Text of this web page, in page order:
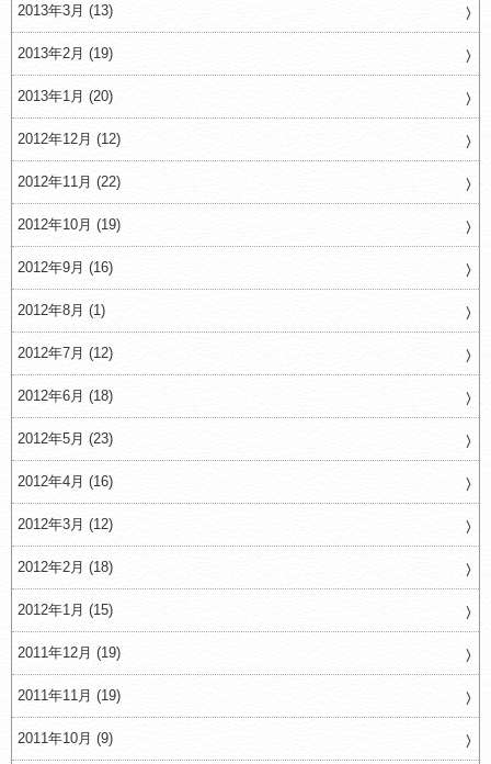
2013年3月 (13)
2013年2月 (19)
2013年1月 (20)
2012年12月 (12)
2012年11月 (22)
2012年10月 (19)
2012年9月 (16)
2012年8月 (1)
2012年7月 (12)
2012年6月 (18)
2012年5月 (23)
2012年4月 (16)
2012年3月 (12)
2012年2月 (18)
2012年1月 (15)
2011年12月 (19)
2011年11月 (19)
2011年10月 (9)